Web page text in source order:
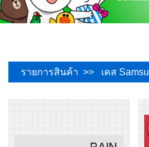
รายการสินค้า >> เคส